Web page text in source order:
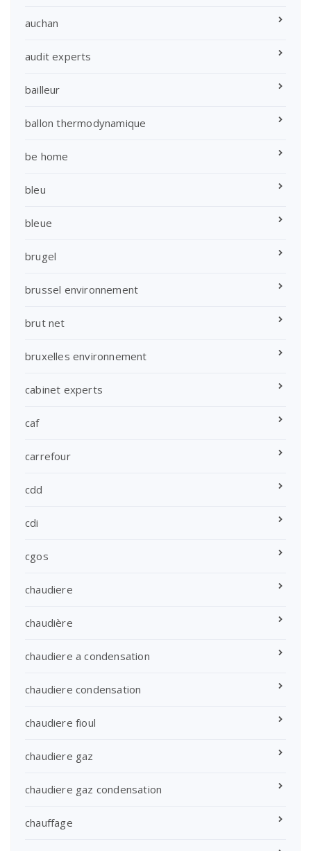
auchan
audit experts
bailleur
ballon thermodynamique
be home
bleu
bleue
brugel
brussel environnement
brut net
bruxelles environnement
cabinet experts
caf
carrefour
cdd
cdi
cgos
chaudiere
chaudière
chaudiere a condensation
chaudiere condensation
chaudiere fioul
chaudiere gaz
chaudiere gaz condensation
chauffage